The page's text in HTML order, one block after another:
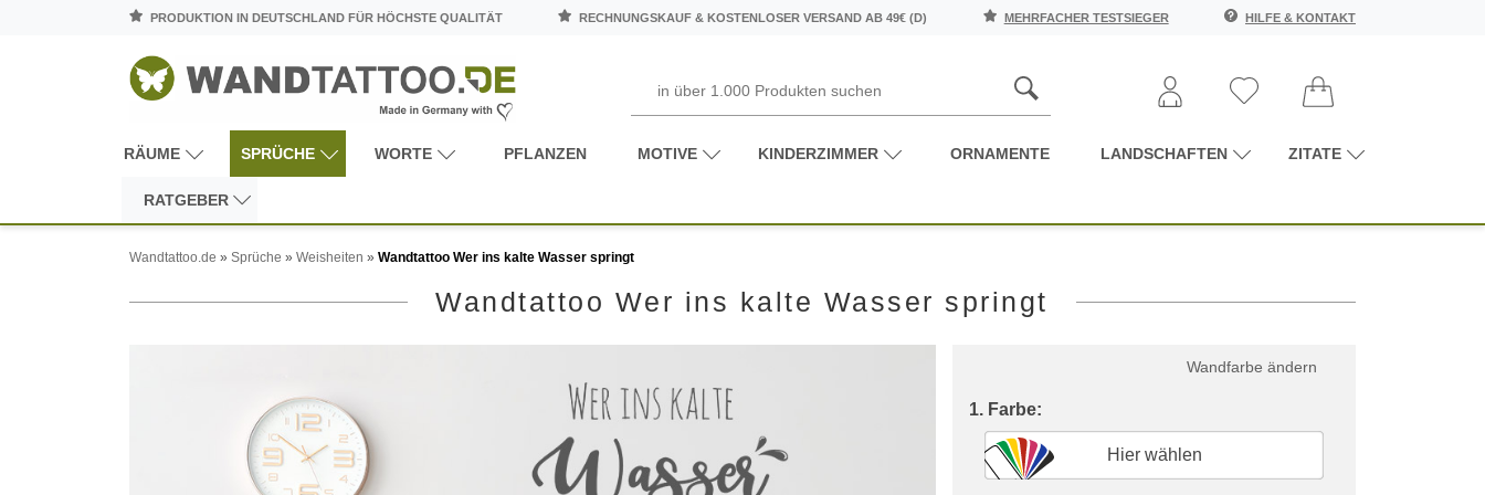
PRODUKTION IN DEUTSCHLAND FÜR HÖCHSTE QUALITÄT RECHNUNGSKAUF & KOSTENLOSER VERSAND AB 49€ (D) MEHRFACHER TESTSIEGER HILFE & KONTAKT
RÄUME SPRÜCHE WORTE PFLANZEN MOTIVE KINDERZIMMER ORNAMENTE LANDSCHAFTEN ZITATE
RATGEBER
Wandtattoo.de » Sprüche » Weisheiten » Wandtattoo Wer ins kalte Wasser springt
Wandtattoo Wer ins kalte Wasser springt
Wandfarbe ändern
1. Farbe:
Hier wählen